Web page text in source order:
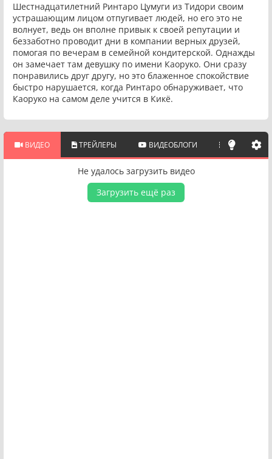
Шестнадцатилетний Ринтаро Цумуги из Тидори своим
устрашающим лицом отпугивает людей, но его это не
волнует, ведь он вполне привык к своей репутации и
беззаботно проводит дни в компании верных друзей,
помогая по вечерам в семейной кондитерской. Однажды
он замечает там девушку по имени Каоруко. Они сразу
понравились друг другу, но это блаженное спокойствие
быстро нарушается, когда Ринтаро обнаруживает, что
Каоруко на самом деле учится в Кикё.
ВИДЕО ТРЕЙЛЕРЫ ВИДЕОБЛОГИ ПОХОЖИЕ
Не удалось загрузить видео
Загрузить ещё раз